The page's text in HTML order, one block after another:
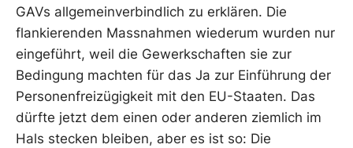
GAVs allgemeinverbindlich zu erklären. Die
flankierenden Massnahmen wiederum wurden nur
eingeführt, weil die Gewerkschaften sie zur
Bedingung machten für das Ja zur Einführung der
Personenfreizügigkeit mit den EU-Staaten. Das
dürfte jetzt dem einen oder anderen ziemlich im
Hals stecken bleiben, aber es ist so: Die